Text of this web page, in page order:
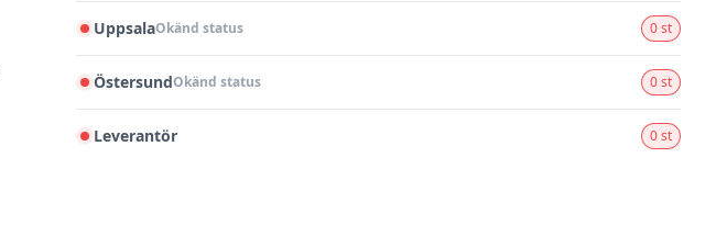
UppsalaOkänd status 0 st
ÖstersundOkänd status 0 st
Leverantör 0 st